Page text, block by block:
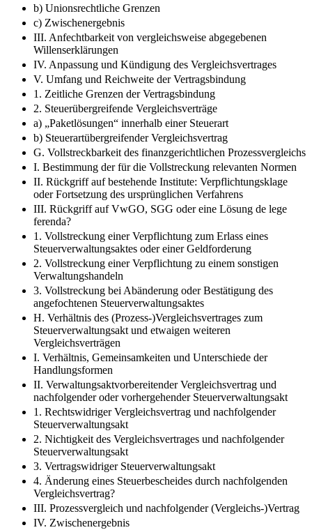
b) Unionsrechtliche Grenzen
c) Zwischenergebnis
III. Anfechtbarkeit von vergleichsweise abgegebenen
Willenserklärungen
IV. Anpassung und Kündigung des Vergleichsvertrages
V. Umfang und Reichweite der Vertragsbindung
1. Zeitliche Grenzen der Vertragsbindung
2. Steuerübergreifende Vergleichsverträge
a) „Paketlösungen“ innerhalb einer Steuerart
b) Steuerartübergreifender Vergleichsvertrag
G. Vollstreckbarkeit des finanzgerichtlichen Prozessvergleichs
I. Bestimmung der für die Vollstreckung relevanten Normen
II. Rückgriff auf bestehende Institute: Verpflichtungsklage
oder Fortsetzung des ursprünglichen Verfahrens
III. Rückgriff auf VwGO, SGG oder eine Lösung de lege
ferenda?
1. Vollstreckung einer Verpflichtung zum Erlass eines
Steuerverwaltungsaktes oder einer Geldforderung
2. Vollstreckung einer Verpflichtung zu einem sonstigen
Verwaltungshandeln
3. Vollstreckung bei Abänderung oder Bestätigung des
angefochtenen Steuerverwaltungsaktes
H. Verhältnis des (Prozess-)Vergleichsvertrages zum
Steuerverwaltungsakt und etwaigen weiteren
Vergleichsverträgen
I. Verhältnis, Gemeinsamkeiten und Unterschiede der
Handlungsformen
II. Verwaltungsaktvorbereitender Vergleichsvertrag und
nachfolgender oder vorhergehender Steuerverwaltungsakt
1. Rechtswidriger Vergleichsvertrag und nachfolgender
Steuerverwaltungsakt
2. Nichtigkeit des Vergleichsvertrages und nachfolgender
Steuerverwaltungsakt
3. Vertragswidriger Steuerverwaltungsakt
4. Änderung eines Steuerbescheides durch nachfolgenden
Vergleichsvertrag?
III. Prozessvergleich und nachfolgender (Vergleichs-)Vertrag
IV. Zwischenergebnis